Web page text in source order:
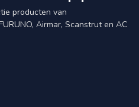
producten van
Airmar, Scanstrut en AC